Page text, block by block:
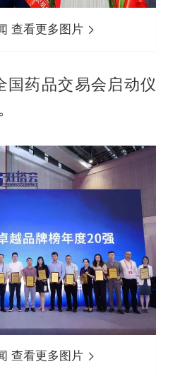
查看更多图片
国药品交易会启动仪
查看更多图片